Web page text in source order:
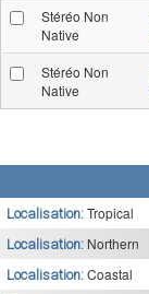
Stéréo Non
Native
Stéréo Non
Native
Localisation: Tropical
Localisation: Northern
Localisation: Coastal